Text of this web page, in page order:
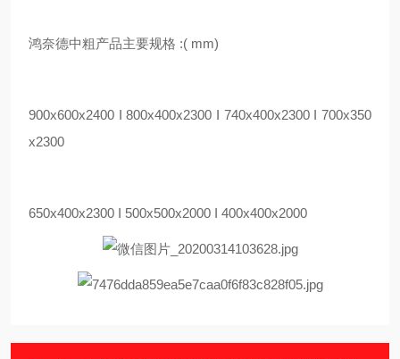
鸿奈德中粗产品主要规格 :( mm)
900x600x2400 I 800x400x2300 I 740x400x2300 I 700x350
x2300
650x400x2300 I 500x500x2000 I 400x400x2000